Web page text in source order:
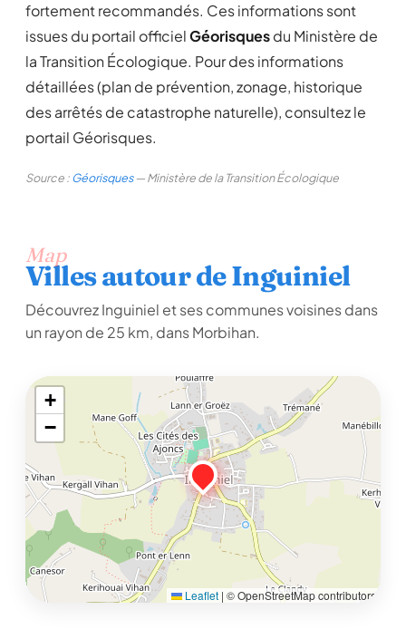
fortement recommandés. Ces informations sont
issues du portail officielGéorisquesdu Ministère de
la Transition Écologique. Pour des informations
détaillées (plan de prévention, zonage, historique
des arrêtés de catastrophe naturelle), consultez le
portail Géorisques.
Source :Géorisques— Ministère de la Transition Écologique
Map
Villes autour de Inguiniel
Découvrez Inguiniel et ses communes voisines dans
un rayon de 25 km, dans Morbihan.
+
−
Leaflet | © OpenStreetMap contributors